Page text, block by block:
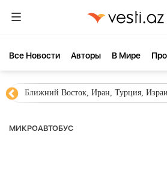
Все Новости Aвторы В Мире
Ближний Восток, Иран, Турция,
МИКРОАВТОБУС